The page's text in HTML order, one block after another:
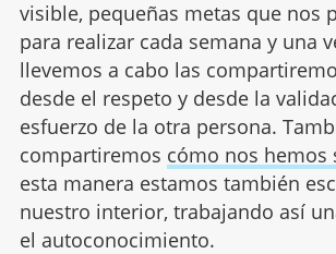
visible, pequeñas metas que nos
para realizar cada semana y una
llevemos a cabo las
desde el respeto y desde la
esfuerzo de la otra persona.
compartiremos cómo nos hemos
esta manera estamos también
nuestro interior, trabajando así
el autoconocimiento.